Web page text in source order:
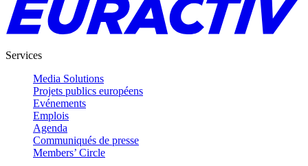
Services
Media Solutions
Projets publics européens
Evénements
Emplois
Agenda
Communiqués de presse
Members’ Circle